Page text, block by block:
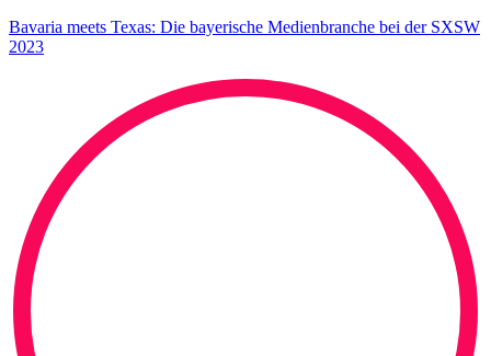
Bavaria meets Texas: Die bayerische Medienbranche bei der SXSW
2023